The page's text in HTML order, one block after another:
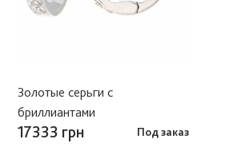
Золотые серьги с
бриллиантами
17333 грн Под заказ